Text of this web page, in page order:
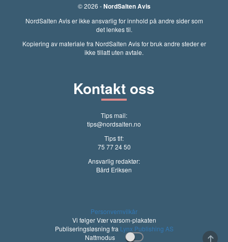
© 2026 -NordSalten Avis
NordSalten Avis er ikke ansvarlig for innhold på andre sider som
det lenkes til.
Kopiering av materiale fra NordSalten Avis for bruk andre steder er
ikke tillatt uten avtale.
Kontakt oss
Tips mail:
tips@nordsalten.no
Tips tlf:
75 77 24 50
Ansvarlig redaktør:
Bård Eriksen
Personvernvilkår
Vi følger Vær varsom-plakaten
Publiseringsløsning fra Lynx Publishing AS
Nattmodus